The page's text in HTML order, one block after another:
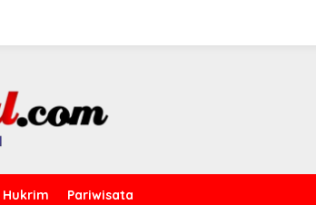
Hukrim Pariwisata